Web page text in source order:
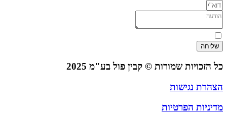
שליחה
כל הזכויות שמורות © קבין פול בע"מ 2025
הצהרת נגישות
מדיניות הפרטיות